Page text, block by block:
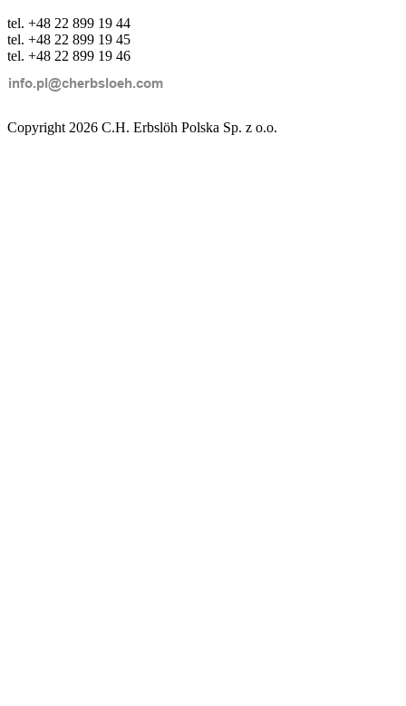
tel. +48 22 899 19 44
tel. +48 22 899 19 45
tel. +48 22 899 19 46
Copyright 2026 C.H. Erbslöh Polska Sp. z o.o.